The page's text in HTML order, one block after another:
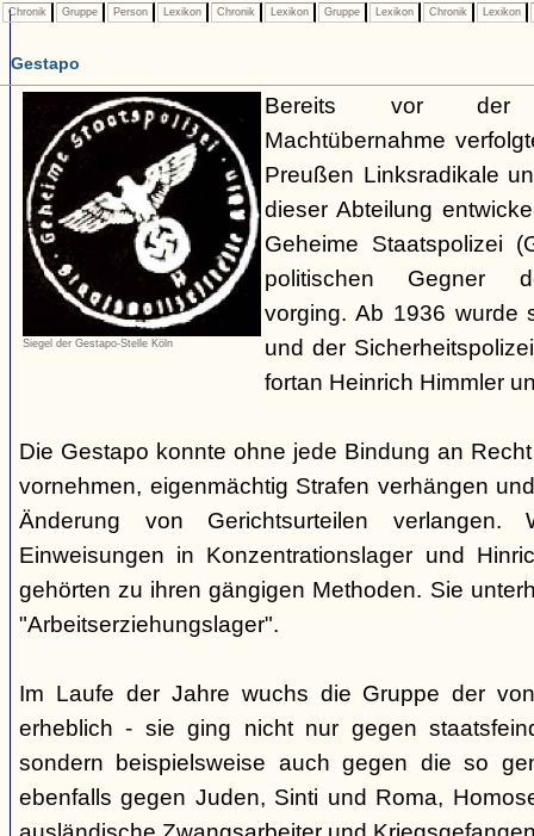
Chronik Gruppe Person Lexikon Chronik Lexikon Gruppe Lexikon Chronik Lexikon
Gestapo
Siegel der Gestapo-Stelle Köln
Bereits vor der
Machtübernahme
Preußen Linksradikale
dieser Abteilung
Geheime Staatspolizei
politischen Gegner
vorging. Ab 1936 wurde
und der
fortan Heinrich Himmler
Die Gestapo konnte ohne jede Bindung an
vornehmen, eigenmächtig Strafen verhängen
Änderung von Gerichtsurteilen verlangen.
Einweisungen in Konzentrationslager und
gehörten zu ihren gängigen Methoden. Sie
"Arbeitserziehungslager".
Im Laufe der Jahre wuchs die Gruppe der
erheblich - sie ging nicht nur gegen
sondern beispielsweise auch gegen die so
ebenfalls gegen Juden, Sinti und Roma,